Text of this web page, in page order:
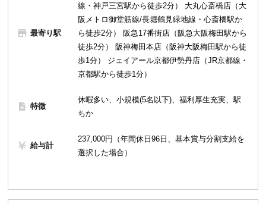
最寄り駅
線・神戸三宮駅から徒歩2分） 大丸心斎橋店（大
阪メトロ御堂筋線/長堀鶴見緑地線・心斎橋駅か
ら徒歩2分） 阪急17番街店（阪急大阪梅田駅から
徒歩2分） 阪神梅田本店（阪神大阪梅田駅から徒
歩1分） ジェイアール京都伊勢丹店（JR京都線・
京都駅から徒歩1分）
特徴
休暇多い、小規模(5名以下)、福利厚生充実、駅
ちか
給与計
237,000円（年間休日96日、基本賞与分割支給を
選択した場合）